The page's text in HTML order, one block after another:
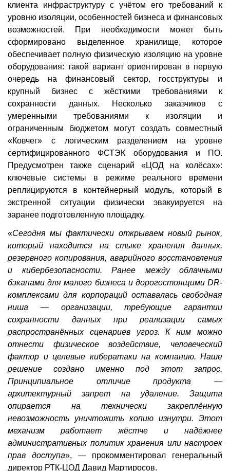
клиента инфраструктуру с учётом его требований к
уровню изоляции, особенностей бизнеса и финансовых
возможностей. При необходимости может быть
сформировано выделенное хранилище, которое
обеспечивает полную физическую изоляцию на уровне
оборудования: такой вариант ориентирован в первую
очередь на финансовый сектор, госструктуры и
крупный бизнес с жёсткими требованиями к
сохранности данных. Несколько заказчиков с
умеренными требованиями к изоляции и
ограниченным бюджетом могут создать совместный
«Ковчег» с логическим разделением на уровне
сертифицированного ФСТЭК оборудования и ПО.
Предусмотрен также сценарий «ЦОД на колёсах»:
ключевые системы в режиме реального времени
реплицируются в контейнерный модуль, который в
экстренной ситуации физически эвакуируется на
заранее подготовленную площадку.
«Сегодня мы фактически открываем новый рынок,
который находится на стыке хранения данных,
резервного копирования, аварийного восстановления
и кибербезопасности. Ранее между облачными
бэкапами для малого бизнеса и дорогостоящими DR-
комплексами для корпораций оставалась свободная
ниша — организации, требующие гарантии
сохранности данных при реализации самых
распространённых сценариев угроз. К ним можно
отнести физическое воздействие, человеческий
фактор и целевые кибератаки на компанию. Наше
решение создано именно под этот запрос.
Принципиальное отличие продукта —
архитектурный запрет на удаление. Защита
опирается на технически закреплённую
невозможность уничтожить копию изнутри. Этот
механизм работает жёстче и надёжнее
административных политик хранения или настроек
прав доступа», — прокомментировал генеральный
директор РТК-ЦОД Давид Мартиросов.